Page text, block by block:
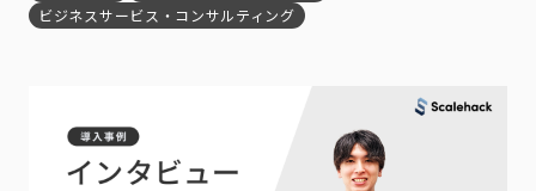
ビジネスサービス・コンサルティング